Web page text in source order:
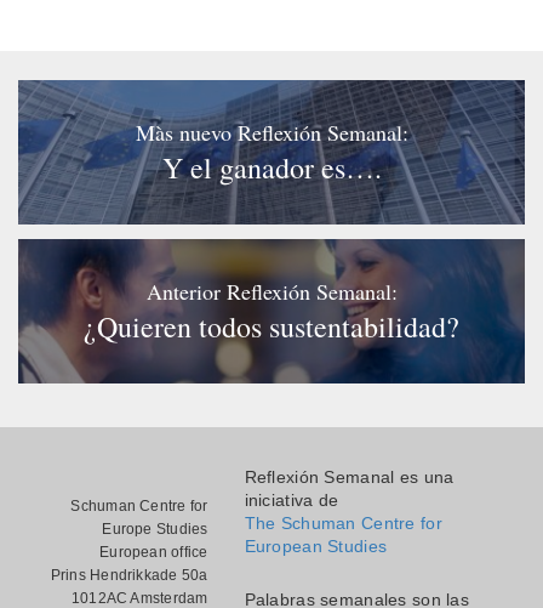
Màs nuevo Reflexión Semanal:
Y el ganador es….
Anterior Reflexión Semanal:
¿Quieren todos sustentabilidad?
Schuman Centre for
Europe Studies
European office
Prins Hendrikkade 50a
1012AC Amsterdam
Reflexión Semanal es una
iniciativa de
The Schuman Centre for
European Studies
Palabras semanales son las